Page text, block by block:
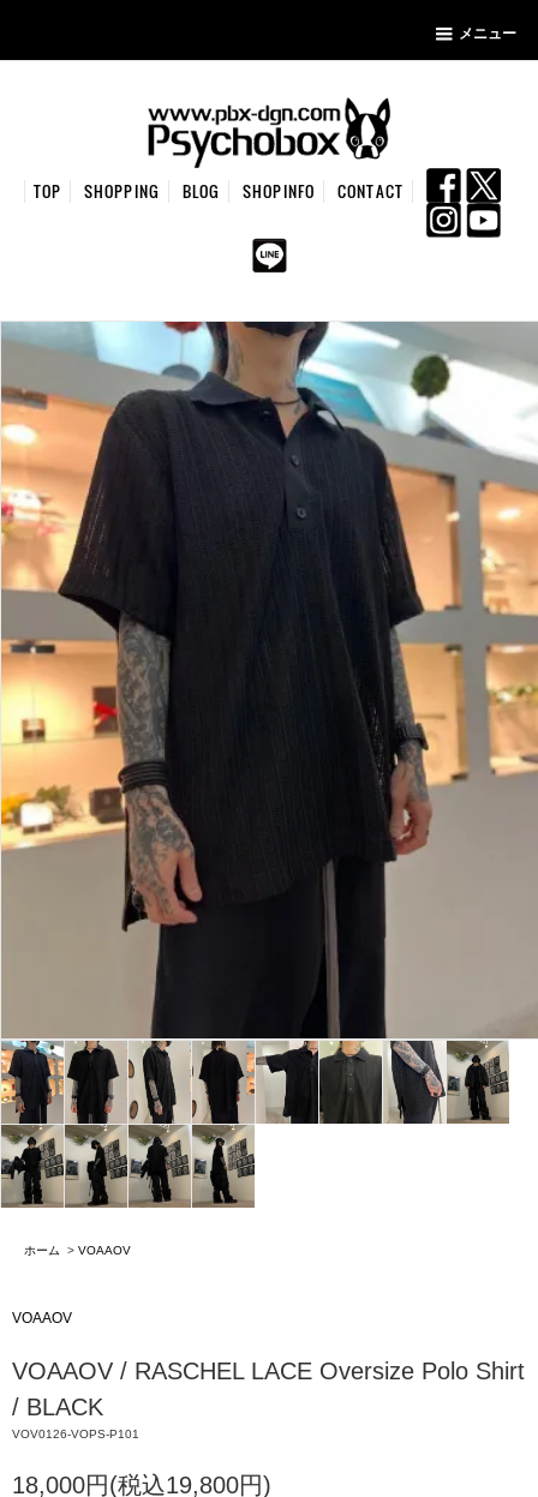
メニュー
TOP SHOPPING BLOG SHOPINFO CONTACT
ホーム > VOAAOV
VOAAOV
VOAAOV / RASCHEL LACE Oversize Polo Shirt
/ BLACK
VOV0126-VOPS-P101
18,000円(税込19,800円)